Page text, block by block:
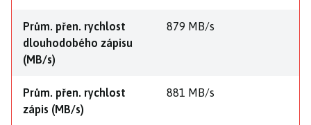
Prům. přen. rychlost
dlouhodobého zápisu
(MB/s)
879 MB/s
Prům. přen. rychlost
zápis (MB/s)
881 MB/s